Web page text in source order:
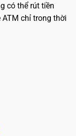
có thể rút tiền
chỉ trong thời